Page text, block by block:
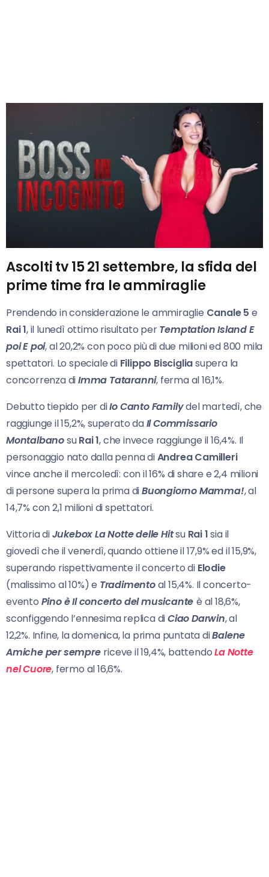
Ascolti tv 15 21 settembre, la sfida del
prime time fra le ammiraglie
Prendendo in considerazione le ammiraglie Canale 5 e
Rai 1, il lunedì ottimo risultato perTemptation Island E
poi E poi, al 20,2% con poco più di due milioni ed 800 mila
spettatori. Lo speciale di Filippo Biscigliasupera la
concorrenza diImma Tataranni, ferma al 16,1%.
Debutto tiepido per diIo Canto Familydel martedì, che
raggiunge il 15,2%, superato daIl Commissario
MontalbanosuRai 1, che invece raggiunge il 16,4%. Il
personaggio nato dalla penna diAndrea Camilleri
vince anche il mercoledì: con il 16% di share e 2,4 milioni
di persone supera la prima diBuongiorno Mamma!, al
14,7% con 2,1 milioni di spettatori.
Vittoria diJukebox La Notte delle Hitsu Rai 1sia il
giovedì che il venerdì, quando ottiene il 17,9% ed il 15,9%,
superando rispettivamente il concerto di Elodie
(malissimo al 10%) e Tradimentoal 15,4%. Il concerto-
evento Pino è Il concerto del musicante è al 18,6%,
sconfiggendo l’ennesima replica diCiao Darwin, al
12,2%. Infine, la domenica, la prima puntata diBalene
Amiche per sempre riceve il 19,4%, battendoLa Notte
nel Cuore, fermo al 16,6%.